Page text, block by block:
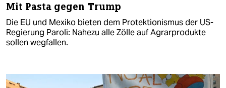
Mit Pasta gegen Trump
Die EU und Mexiko bieten dem Protektionismus der US-
Regierung Paroli: Nahezu alle Zölle auf Agrarprodukte
sollen wegfallen.